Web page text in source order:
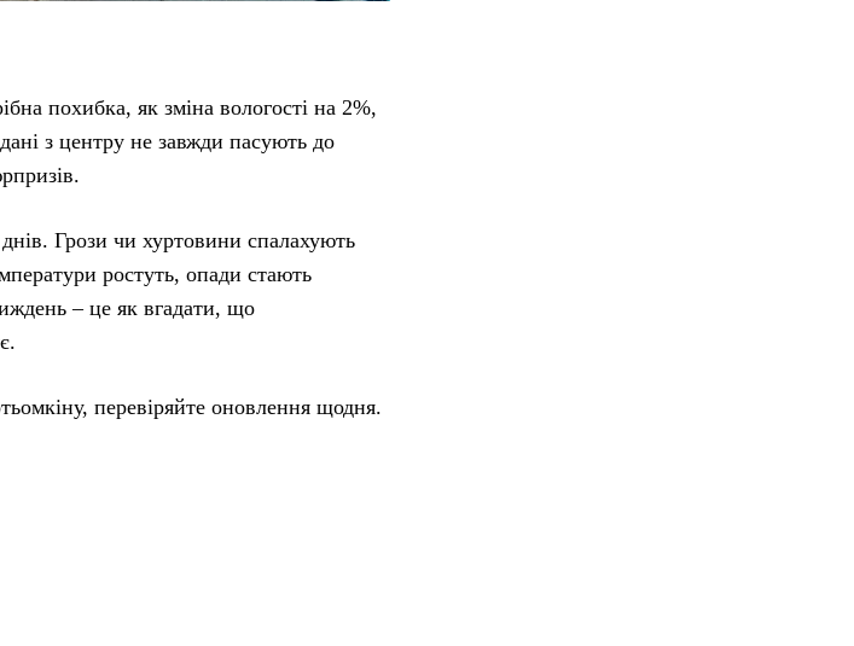
похибка, як зміна вологості на 2%,
з центру не завжди пасують до
Грози чи хуртовини спалахують
ростуть, опади стають
– це як вгадати, що
перевіряйте оновлення щодня.